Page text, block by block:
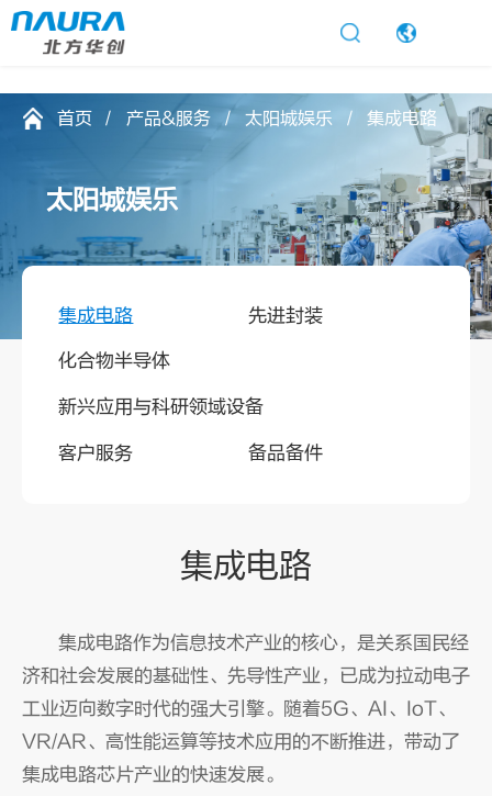
太阳城娱乐
太阳城娱乐
首页 产品&服务 太阳城娱乐 集成电路
集成电路 先进封装
化合物半导体
新兴应用与科研领域设备
客户服务 备品备件
集成电路
集成电路作为信息技术产业的核心，是关系国民经
济和社会发展的基础性、先导性产业，已成为拉动电子
工业迈向数字时代的强大引擎。随着5G、AI、IoT、
VR/AR、高性能运算等技术应用的不断推进，带动了
集成电路芯片产业的快速发展。